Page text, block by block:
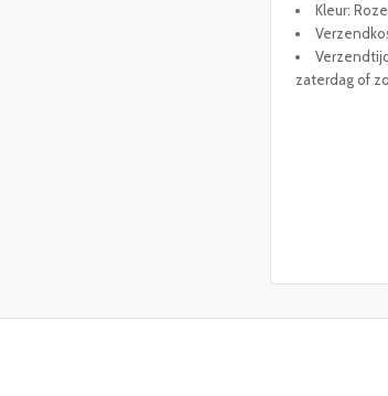
Kleur: Roze
zaterdag of